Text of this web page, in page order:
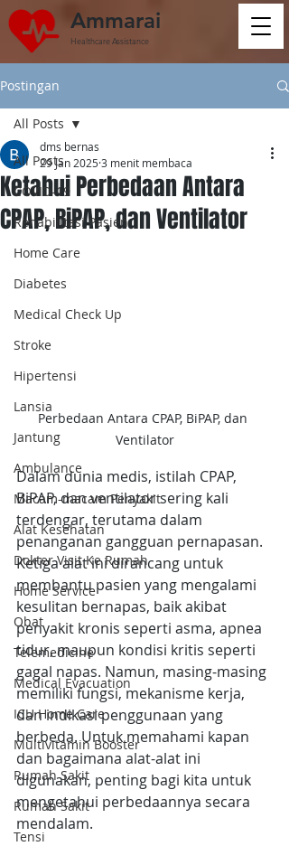
Ammarai
Healthcare Assistance
Postingan
All Posts
COVID-19
Rehabilitasi Pasien
Home Care
Diabetes
Medical Check Up
Stroke
Hipertensi
Lansia
Jantung
Ambulance
Macam-macam Penyakit
Alat Kesehatan
Dokter Visit Ke Rumah
Home Service
Obat
Telemedicine
Medical Evacuation
ICU Home Care
Multivitamin Booster
Rumah Sakit
Rumah Sakit
Tensi
All Posts
Ketahui Perbedaan Antara
CPAP, BiPAP, dan Ventilator
dms bernas
29 Jan 20253 menit membaca
Perbedaan Antara CPAP, BiPAP, dan
Ventilator
Dalam dunia medis, istilah CPAP,
BiPAP, dan ventilator sering kali
terdengar, terutama dalam
penanganan gangguan pernapasan.
Ketiga alat ini dirancang untuk
membantu pasien yang mengalami
kesulitan bernapas, baik akibat
penyakit kronis seperti asma, apnea
tidur, maupun kondisi kritis seperti
gagal napas. Namun, masing-masing
memiliki fungsi, mekanisme kerja,
dan indikasi penggunaan yang
berbeda. Untuk memahami kapan
dan bagaimana alat-alat ini
digunakan, penting bagi kita untuk
mengetahui perbedaannya secara
mendalam.